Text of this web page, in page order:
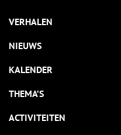
VERHALEN
NIEUWS
KALENDER
THEMA’S
ACTIVITEITEN